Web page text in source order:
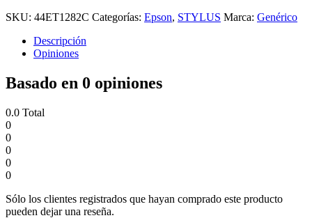
SKU: 44ET1282C Categorías: Epson, STYLUS Marca: Genérico
Descripción
Opiniones
Basado en 0 opiniones
0.0 Total
0
0
0
0
0
Sólo los clientes registrados que hayan comprado este producto
pueden dejar una reseña.